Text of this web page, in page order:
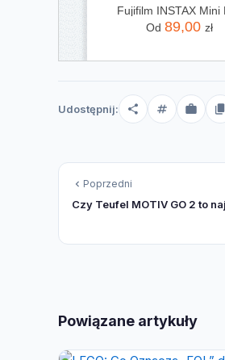
Od 89,00 zł
Udostępnij:
Poprzedni
Czy Teufel MOTIV GO 2 to
Powiązane artykuły